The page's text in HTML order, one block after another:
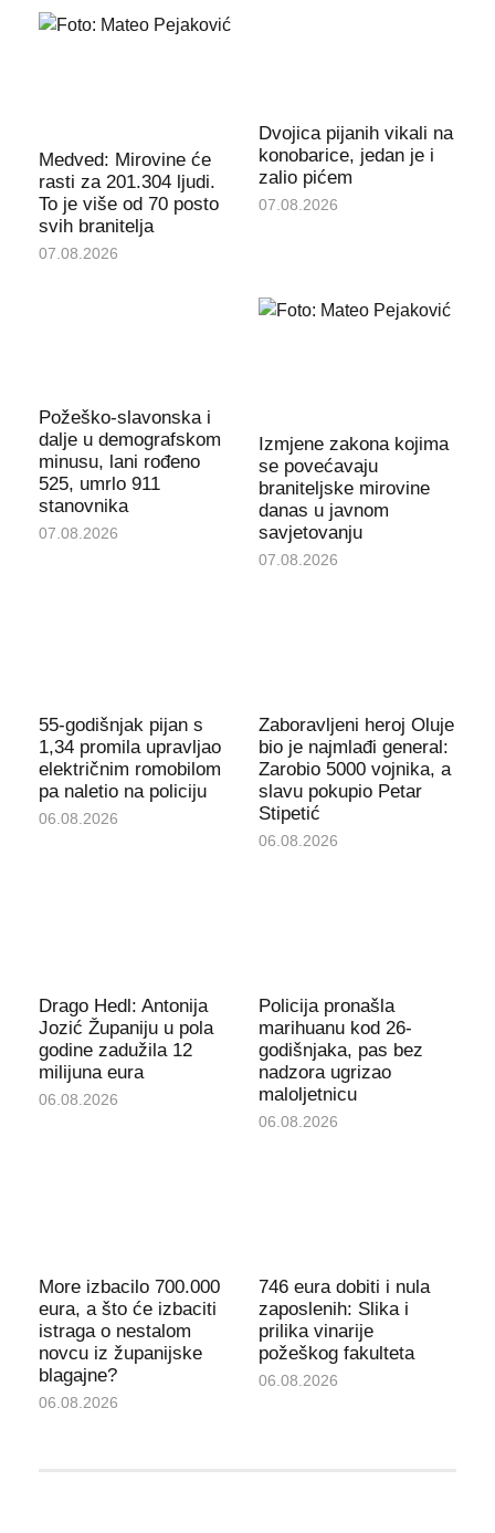
Medved: Mirovine će
rasti za 201.304 ljudi.
To je više od 70 posto
svih branitelja
07.08.2026
Dvojica pijanih vikali na
konobarice, jedan je i
zalio pićem
07.08.2026
Požeško-slavonska i
dalje u demografskom
minusu, lani rođeno
525, umrlo 911
stanovnika
07.08.2026
Izmjene zakona kojima
se povećavaju
braniteljske mirovine
danas u javnom
savjetovanju
07.08.2026
55-godišnjak pijan s
1,34 promila upravljao
električnim romobilom
pa naletio na policiju
06.08.2026
Zaboravljeni heroj Oluje
bio je najmlađi general:
Zarobio 5000 vojnika, a
slavu pokupio Petar
Stipetić
06.08.2026
Drago Hedl: Antonija
Jozić Županiju u pola
godine zadužila 12
milijuna eura
06.08.2026
Policija pronašla
marihuanu kod 26-
godišnjaka, pas bez
nadzora ugrizao
maloljetnicu
06.08.2026
More izbacilo 700.000
eura, a što će izbaciti
istraga o nestalom
novcu iz županijske
blagajne?
06.08.2026
746 eura dobiti i nula
zaposlenih: Slika i
prilika vinarije
požeškog fakulteta
06.08.2026